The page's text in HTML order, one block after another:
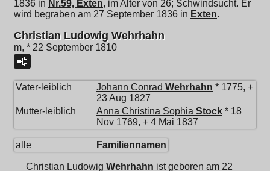
1836 in Nr.59, Exten, im Alter von 26; Schwindsucht. Er
wird begraben am 27 September 1836 in Exten.
Christian Ludowig Wehrhahn
m, * 22 September 1810
Vater-leiblich Johann Conrad Wehrhahn * 1775, +
23 Aug 1827
Mutter-leiblich
Anna Christina Sophia Stock * 18
Nov 1769, + 4 Mai 1837
alle Familiennamen
Christian Ludowig Wehrhahn ist geboren am 22